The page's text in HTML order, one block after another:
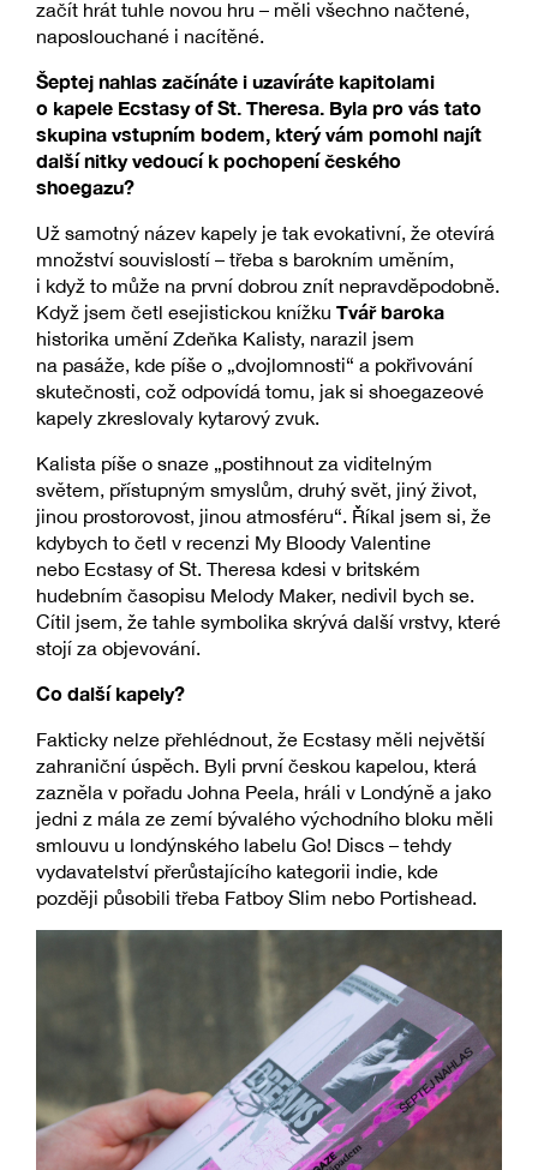
začít hrát tuhle novou hru – měli všechno načtené,
naposlouchané i nacítěné.
Šeptej nahlas začínáte i uzavíráte kapitolami
o kapele Ecstasy of St. Theresa. Byla pro vás tato
skupina vstupním bodem, který vám pomohl najít
další nitky vedoucí k pochopení českého
shoegazu?
Už samotný název kapely je tak evokativní, že otevírá
množství souvislostí – třeba s barokním uměním,
i když to může na první dobrou znít nepravděpodobně.
Když jsem četl esejistickou knížku Tvář baroka
historika umění Zdeňka Kalisty, narazil jsem
na pasáže, kde píše o „dvojlomnosti“ a pokřivování
skutečnosti, což odpovídá tomu, jak si shoegazeové
kapely zkreslovaly kytarový zvuk.
Kalista píše o snaze „postihnout za viditelným
světem, přístupným smyslům, druhý svět, jiný život,
jinou prostorovost, jinou atmosféru“. Říkal jsem si, že
kdybych to četl v recenzi My Bloody Valentine
nebo Ecstasy of St. Theresa kdesi v britském
hudebním časopisu Melody Maker, nedivil bych se.
Cítil jsem, že tahle symbolika skrývá další vrstvy, které
stojí za objevování.
Co další kapely?
Fakticky nelze přehlédnout, že Ecstasy měli největší
zahraniční úspěch. Byli první českou kapelou, která
zazněla v pořadu Johna Peela, hráli v Londýně a jako
jedni z mála ze zemí bývalého východního bloku měli
smlouvu u londýnského labelu Go! Discs – tehdy
vydavatelství přerůstajícího kategorii indie, kde
později působili třeba Fatboy Slim nebo Portishead.